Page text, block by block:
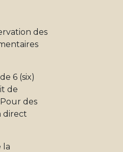
des
6 (six)
de
des
direct
la